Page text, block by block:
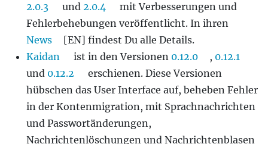
2.0.3
und 2.0.4
mit Verbesserungen und
Fehlerbehebungen veröffentlicht. In ihren
News
[EN] findest Du alle Details.
Kaidan
ist in den Versionen 0.12.0 , 0.12.1
und 0.12.2
erschienen. Diese Versionen
hübschen das User Interface auf, beheben Fehler
in der Kontenmigration, mit Sprachnachrichten
und Passwortänderungen,
Nachrichtenlöschungen und Nachrichtenblasen